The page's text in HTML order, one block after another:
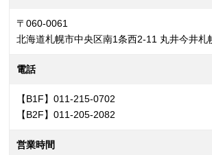
〒060-0061
北海道札幌市中央区南1条西2-11 丸井今井札
電話
【B1F】011-215-0702
【B2F】011-205-2082
営業時間